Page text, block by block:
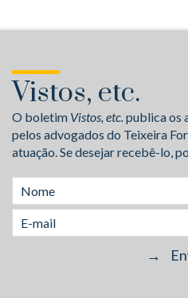
Vistos, etc.
O boletim Vistos, etc.publica os
pelos advogados do Teixeira
atuação. Se desejar recebê-lo,